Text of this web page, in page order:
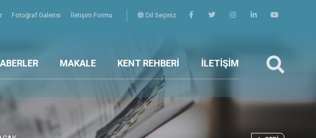
Fotoğraf Galerisi İletişim Formu Dil Seçiniz
MAKALE KENT REHBERİ İLETİŞİM